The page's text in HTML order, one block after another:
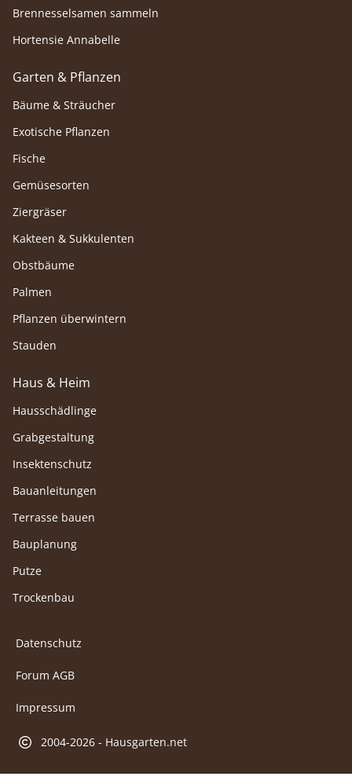
Brennesselsamen sammeln
Hortensie Annabelle
Garten & Pflanzen
Bäume & Sträucher
Exotische Pflanzen
Fische
Gemüsesorten
Ziergräser
Kakteen & Sukkulenten
Obstbäume
Palmen
Pflanzen überwintern
Stauden
Haus & Heim
Hausschädlinge
Grabgestaltung
Insektenschutz
Bauanleitungen
Terrasse bauen
Bauplanung
Putze
Trockenbau
Datenschutz
Forum AGB
Impressum
2004-2026 - Hausgarten.net